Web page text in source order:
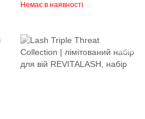
Немає в наявності